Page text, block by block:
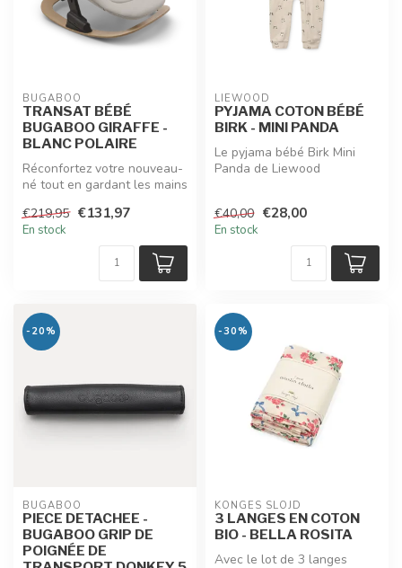
BUGABOO
TRANSAT BÉBÉ
BUGABOO GIRAFFE -
BLANC POLAIRE
Réconfortez votre nouveau-
né tout en gardant les mains
€219,95 €131,97
En stock
LIEWOOD
PYJAMA COTON BÉBÉ
BIRK - MINI PANDA
Le pyjama bébé Birk Mini
Panda de Liewood
€40,00 €28,00
En stock
-20%
BUGABOO
PIECE DETACHEE -
BUGABOO GRIP DE
POIGNÉE DE
-30%
KONGES SLOJD
3 LANGES EN COTON
BIO - BELLA ROSITA
Avec le lot de 3 langes